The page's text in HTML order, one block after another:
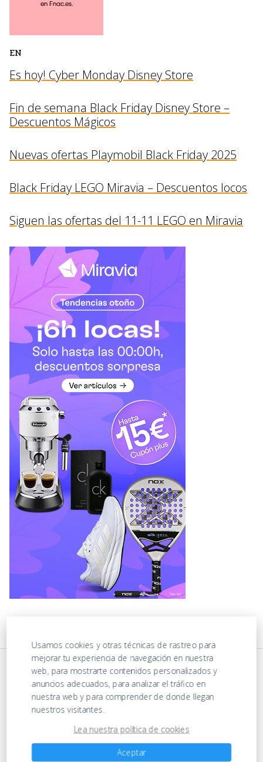
EN
Es hoy! Cyber Monday Disney Store
Fin de semana Black Friday Disney Store –
Descuentos Mágicos
Nuevas ofertas Playmobil Black Friday 2025
Black Friday LEGO Miravia – Descuentos locos
Siguen las ofertas del 11-11 LEGO en Miravia
https://ofertasenjuguetes.com/privacy-policy/
Usamos cookies y otras técnicas de rastreo para
mejorar tu experiencia de navegación en nuestra
web, para mostrarte contenidos personalizados y
anuncios adecuados, para analizar el tráfico en
nuestra web y para comprender de donde llegan
nuestros visitantes.
Lea nuestra política de cookies
Aceptar